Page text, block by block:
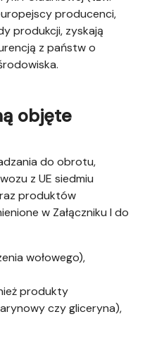
producenci,
produkcji, zyskają
z państw o
objęte
do obrotu,
z UE siedmiu
produktów
w Załączniku I do
wołowego),
produkty
czy gliceryna),